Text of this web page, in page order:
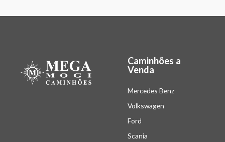
Caminhões a
Venda
Mercedes Benz
Volkswagen
Ford
Scania